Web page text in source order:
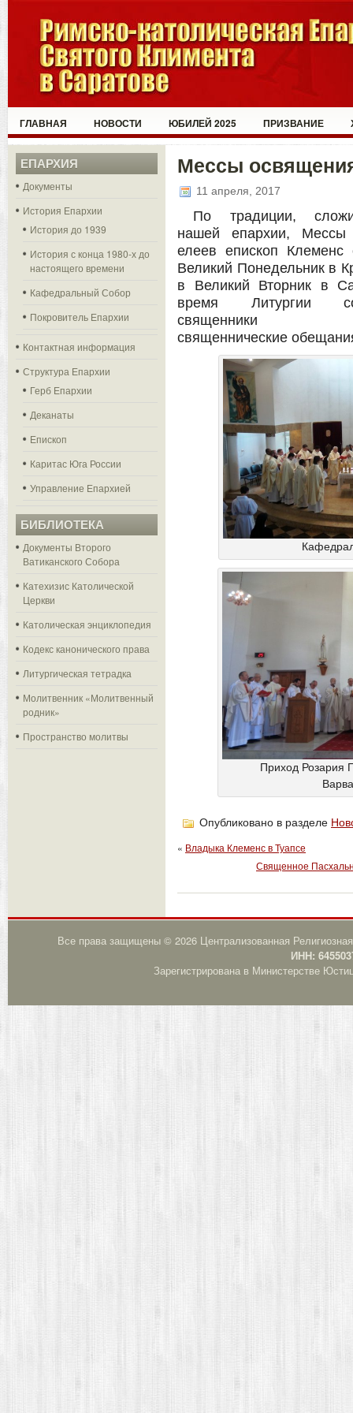
ГЛАВНАЯ НОВОСТИ ЮБИЛЕЙ 2025 ПРИЗВАНИЕ
ЕПАРХИЯ
Документы
История Епархии
История до 1939
История с конца 1980-х до
настоящего времени
Кафедральный Собор
Покровитель Епархии
Контактная информация
Структура Епархии
Герб Епархии
Деканаты
Епископ
Каритас Юга России
Управление Епархией
БИБЛИОТЕКА
Документы Второго
Ватиканского Собора
Катехизис Католической
Церкви
Католическая энциклопедия
Кодекс канонического права
Литургическая тетрадка
Молитвенник «Молитвенный
родник»
Пространство молитвы
Мессы
11 апреля, 2017
По традиции,
нашей епархии, Мессы
елеев епископ Клеменс
Великий Понедельник в
в Великий Вторник в
время Литургии
священники
священнические
Приход Розария
Опубликовано в разделе
« Владыка Клеменс в Туапсе
Священное
Все права защищены © 2026 Централизованная
ИНН:
Зарегистрирована в Министерстве